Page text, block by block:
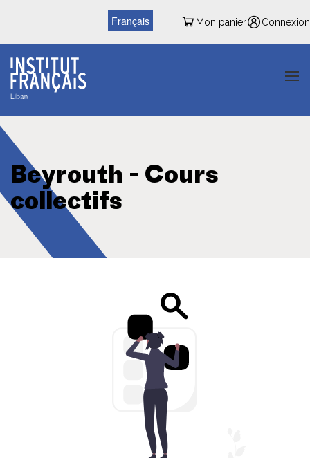
Mon panier Connexion
Français
Beyrouth - Cours
collectifs